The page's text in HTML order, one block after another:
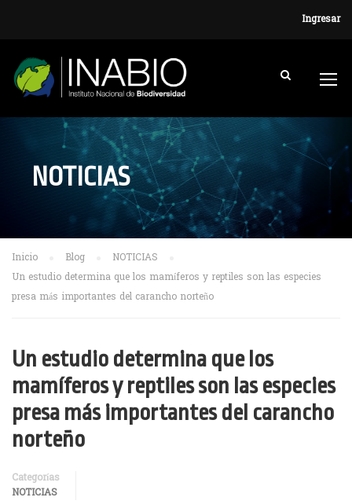
Ingresar
NOTICIAS
Inicio Blog
NOTICIAS
Un estudio determina que los mamíferos y reptiles son las especies
presa más importantes del carancho norteño
Un estudio determina que los
mamíferos y reptiles son las especies
presa más importantes del carancho
norteño
Categorías
NOTICIAS